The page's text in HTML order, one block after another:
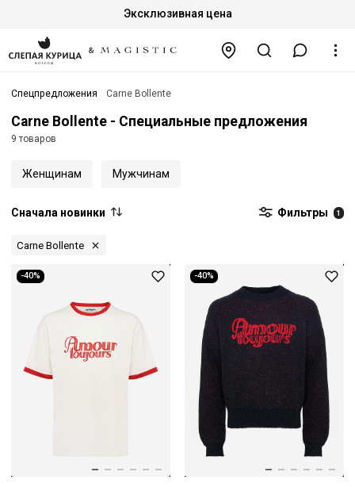
Эксклюзивная цена
Спецпредложения Carne Bollente
Carne Bollente - Специальные предложения
9 товаров
Женщинам Мужчинам
Сначала новинки Фильтры 1
Carne Bollente
-40% -40%